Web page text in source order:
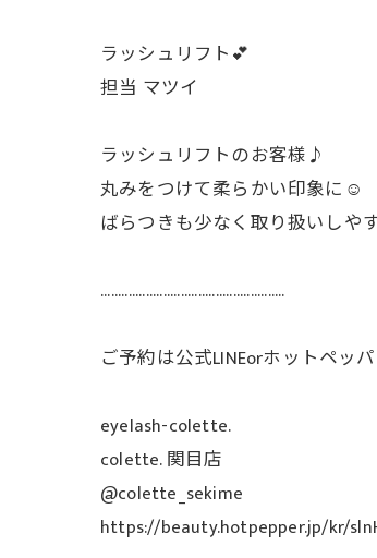
ラッシュリフト💕
担当 マツイ
ラッシュリフトのお客様♪
丸みをつけて柔らかい印象に☺️
ばらつきも少なく取り扱いしや
.....................................................
ご予約は公式LINEorホットペッ
eyelash-colette.
colette. 関目店
@colette_sekime
https://beauty.hotpepper.jp/kr/